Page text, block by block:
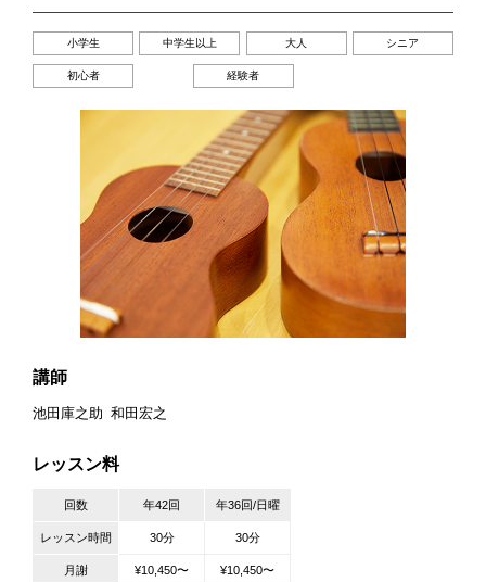
小学生 中学生以上 大人 シニア
初心者 経験者
講師
池田庫之助 和田宏之
レッスン料
回数 年42回 年36回/日曜
レッスン時間 30分 30分
月謝 ¥10,450〜 ¥10,450〜